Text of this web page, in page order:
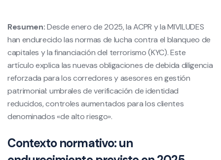
Resumen:Desde enero de 2025, la ACPR y la MIVILUDES
han endurecido las normas de lucha contra el blanqueo de
capitales y la financiación del terrorismo (KYC). Este
artículo explica las nuevas obligaciones de debida diligencia
reforzada para los corredores y asesores en gestión
patrimonial: umbrales de verificación de identidad
reducidos, controles aumentados para los clientes
denominados «de alto riesgo».
Contexto normativo: un